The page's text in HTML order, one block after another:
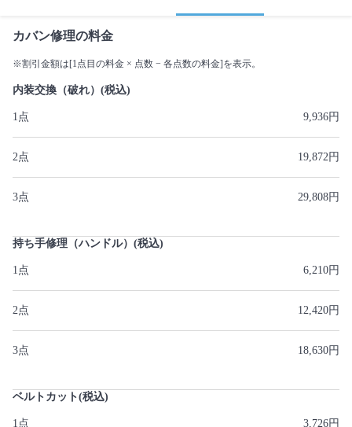
カバン修理の料金
※割引金額は[1点目の料金 × 点数 − 各点数の料金]を表示。
内装交換（破れ）(税込)
1点 9,936円
2点 19,872円
3点 29,808円
持ち手修理（ハンドル）(税込)
1点 6,210円
2点 12,420円
3点 18,630円
ベルトカット(税込)
1点 3,726円